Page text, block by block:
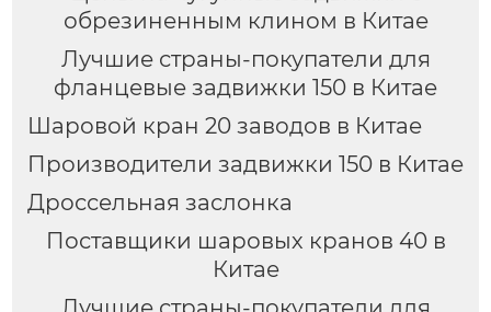
обрезиненным клином в Китае
Лучшие страны-покупатели для
фланцевые задвижки 150 в Китае
Шаровой кран 20 заводов в Китае
Производители задвижки 150 в Китае
Дроссельная заслонка
Поставщики шаровых кранов 40 в
Китае